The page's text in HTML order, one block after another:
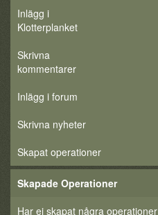
Inlägg i
Klotterplanket
Skrivna
kommentarer
Inlägg i forum
Skrivna nyheter
Skapat operationer
Skapade Operationer
Har ej skapat några operationer